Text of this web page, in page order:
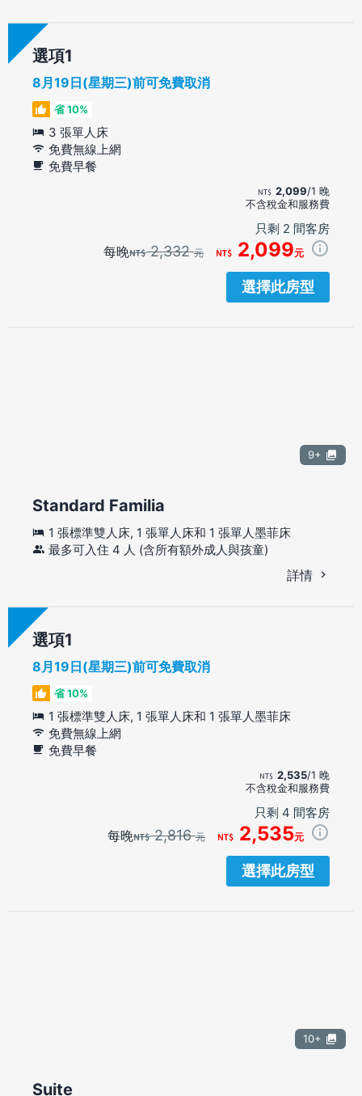
選項
8月19日(星期三)前可免費取消
省 10%
3 張單人床
免費無線上網
免費早餐
2,099/1 晚
不含稅金和服務費
只剩 2 間客房
每晚 2,332元 2,099元
選擇此房型
9+
Standard Familia
1 張標準雙人床, 1 張單人床和 1 張單人墨菲床
最多可入住 4 人 (含所有額外成人與孩童)
詳情
選項
8月19日(星期三)前可免費取消
省 10%
1 張標準雙人床, 1 張單人床和 1 張單人墨菲床
免費無線上網
免費早餐
2,535/1 晚
不含稅金和服務費
只剩 4 間客房
每晚 2,816元 2,535元
選擇此房型
10+
Suite